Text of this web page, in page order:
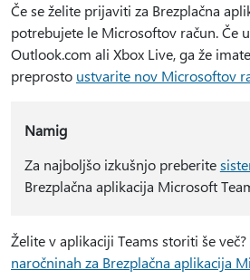
Če se želite prijaviti za Brezplačna
potrebujete le Microsoftov račun. Če
Outlook.com ali Xbox Live, ga že
preprosto ustvarite nov Microsoftov
Namig
Za najboljšo izkušnjo preberite
Brezplačna aplikacija Microsoft
Želite v aplikaciji Teams storiti še več?
naročninah za Brezplačna aplikacija